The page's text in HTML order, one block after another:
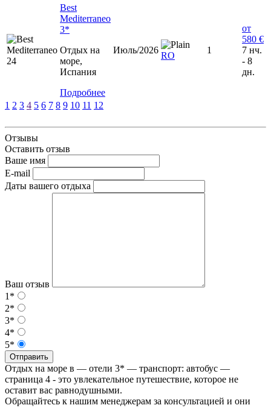
Best
Mediterraneo
3*
Отдых на
море,
Испания
Подробнее
Июль/2026
RO
1
от
580 €
7 нч.
- 8
дн.
1 2 3 4 5 6 7 8 9 10 11 12
Отзывы
Оставить отзыв
Ваше имя
E-mail
Даты вашего отдыха
Ваш отзыв
1*
2*
3*
4*
5*
Отправить
Отдых на море в — отели 3* — транспорт: автобус —
страница 4 - это увлекательное путешествие, которое не
оставит вас равнодушными.
Обращайтесь к нашим менеджерам за консультацией и они